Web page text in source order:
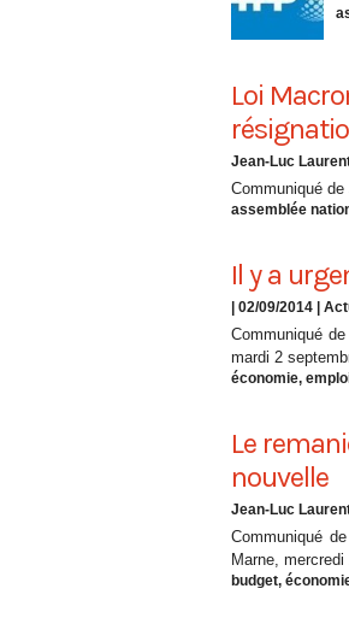
Loi
Jean-Luc
Communiqué
assemblée
Il y a
| 02/09/2014
Communiqué
mardi 2
économie,
Le
nouvelle
Jean-Luc
Communiqué
Marne,
budget,